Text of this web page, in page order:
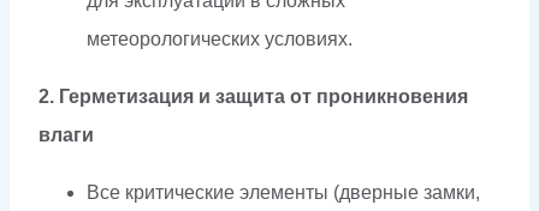
метеорологических условиях.
2. Герметизация и защита от проникновения
влаги
Все критические элементы (дверные замки,